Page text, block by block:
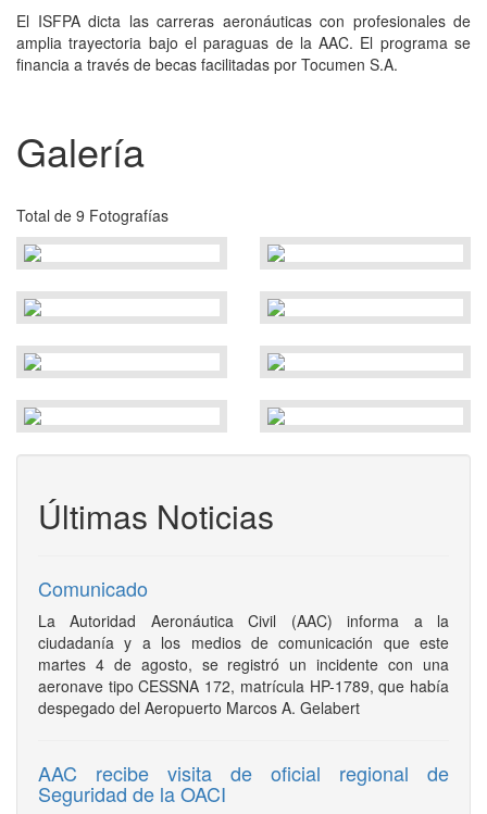
El ISFPA dicta las carreras aeronáuticas con profesionales de
amplia trayectoria bajo el paraguas de la AAC. El programa se
financia a través de becas facilitadas por Tocumen S.A.
Galería
Total de 9 Fotografías
Últimas Noticias
Comunicado
La Autoridad Aeronáutica Civil (AAC) informa a la
ciudadanía y a los medios de comunicación que este
martes 4 de agosto, se registró un incidente con una
aeronave tipo CESSNA 172, matrícula HP-1789, que había
despegado del Aeropuerto Marcos A. Gelabert
AAC recibe visita de oficial regional de
Seguridad de la OACI